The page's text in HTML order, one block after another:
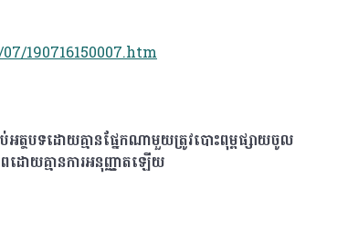
190716150007.htm
ថបទដោយគ្មានផ្នែកណាមួយត្រូវបោះពុម្ពផ្សាយចូល
ោយគ្មានការអនុញ្ញាតឡើយ